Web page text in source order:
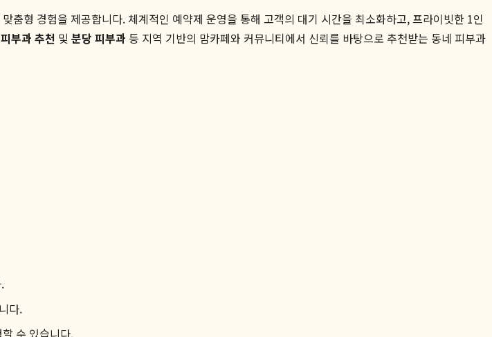
춤형 경험을 제공합니다. 체계적인 예약제 운영을 통해 고객의 대기 시간을 최소화하고, 프라이빗한 1인
부과 추천 및 분당 피부과 등 지역 기반의 맘카페와 커뮤니티에서 신뢰를 바탕으로 추천받는 동네 피부과
다.
수 있습니다.